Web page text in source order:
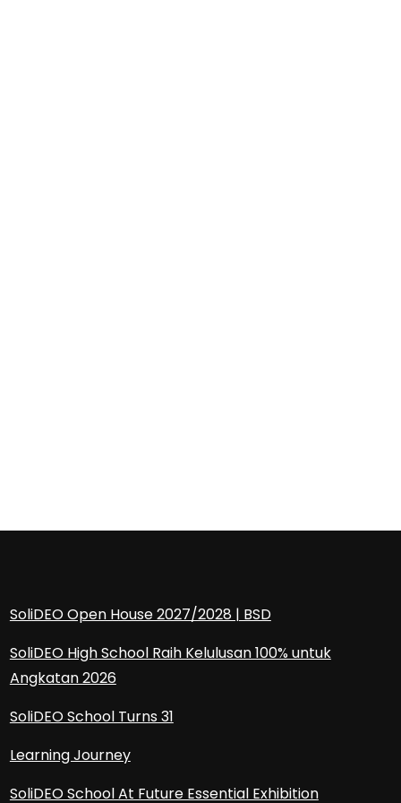
SoliDEO Open House 2027/2028 | BSD
SoliDEO High School Raih Kelulusan 100% untuk
Angkatan 2026
SoliDEO School Turns 31
Learning Journey
SoliDEO School At Future Essential Exhibition